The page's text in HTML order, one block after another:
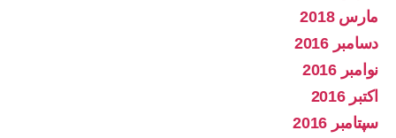
مارس 2018
دسامبر 2016
نوامبر 2016
اکتبر 2016
سپتامبر 2016